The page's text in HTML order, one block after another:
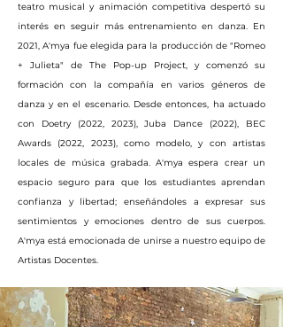
teatro musical y animación competitiva despertó su
interés en seguir más entrenamiento en danza. En
2021, A'mya fue elegida para la producción de "Romeo
+ Julieta" de The Pop-up Project, y comenzó su
formación con la compañía en varios géneros de
danza y en el escenario. Desde entonces, ha actuado
con Doetry (2022, 2023), Juba Dance (2022), BEC
Awards (2022, 2023), como modelo, y con artistas
locales de música grabada. A'mya espera crear un
espacio seguro para que los estudiantes aprendan
confianza y libertad; enseñándoles a expresar sus
sentimientos y emociones dentro de sus cuerpos.
A'mya está emocionada de unirse a nuestro equipo de
Artistas Docentes.